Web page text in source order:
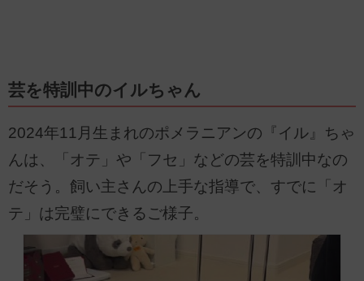
芸を特訓中のイルちゃん
2024年11月生まれのポメラニアンの『イル』ちゃ
んは、「オテ」や「フセ」などの芸を特訓中なの
だそう。飼い主さんの上手な指導で、すでに「オ
テ」は完璧にできるご様子。